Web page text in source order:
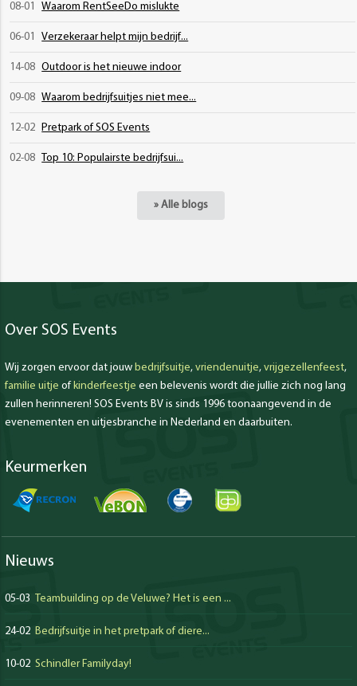
08-01 Waarom RentSeeDo mislukte
06-01 Verzekeraar helpt mijn bedrijf...
14-08 Outdoor is het nieuwe indoor
09-08 Waarom bedrijfsuitjes niet mee...
12-02 Pretpark of SOS Events
02-08 Top 10: Populairste bedrijfsui...
» Alle blogs
Over SOS Events
Wij zorgen ervoor dat jouw bedrijfsuitje, vriendenuitje, vrijgezellenfeest,
familie uitje of kinderfeestje een belevenis wordt die jullie zich nog lang
zullen herinneren! SOS Events BV is sinds 1996 toonaangevend in de
evenementen en uitjesbranche in Nederland en daarbuiten.
Keurmerken
Nieuws
05-03 Teambuilding op de Veluwe? Het is een ...
24-02 Bedrijfsuitje in het pretpark of diere...
10-02 Schindler Familyday!